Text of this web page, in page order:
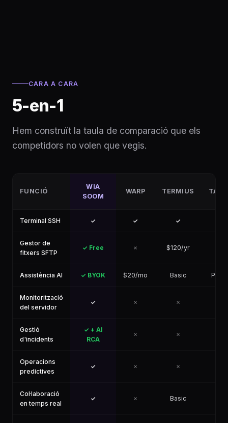
CARA A CARA
5-en-1
Hem construït la taula de comparació que els
competidors no volen que vegis.
FUNCIÓ
WIA
SOOM
WARP TERMIUS
Terminal SSH ✓ ✓ ✓
Gestor de
fitxers SFTP
✓ Free ✗ $120/yr
Assistència AI ✓ BYOK $20/mo Basic
Monitorització
del servidor
✓ ✗ ✗
Gestió
d'incidents
✓ + AI
RCA
✗ ✗
Operacions
predictives
✓ ✗ ✗
Col·laboració
en temps real
✓ ✗ Basic